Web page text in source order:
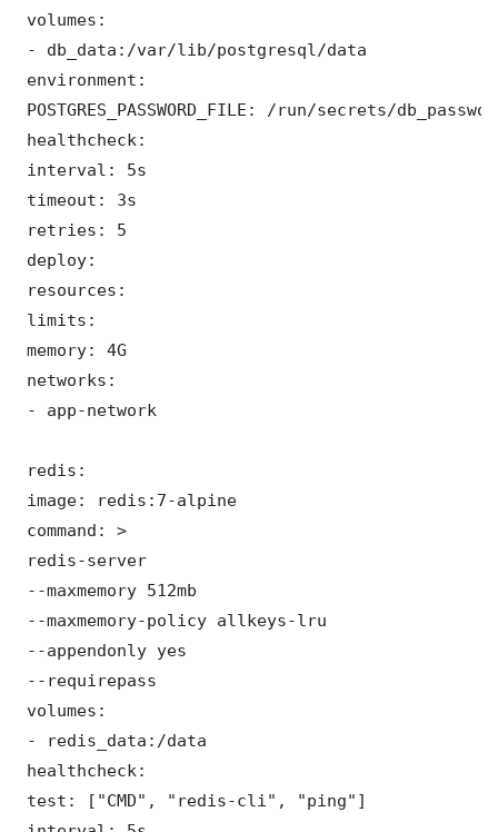
volumes:
- db_data:/var/lib/postgresql/data
environment:
POSTGRES_PASSWORD_FILE: /run/secrets/
healthcheck:
interval: 5s
timeout: 3s
retries: 5
deploy:
resources:
limits:
memory: 4G
networks:
- app-network
redis:
image: redis:7-alpine
command: >
redis-server
--maxmemory 512mb
--maxmemory-policy allkeys-lru
--appendonly yes
--requirepass
volumes:
- redis_data:/data
healthcheck:
test: ["CMD", "redis-cli", "ping"]